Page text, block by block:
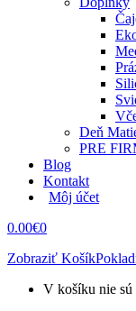
Deň
PRE
Blog
Kontakt
Môj účet
0.00€0
Zobraziť Košík
V košíku nie sú